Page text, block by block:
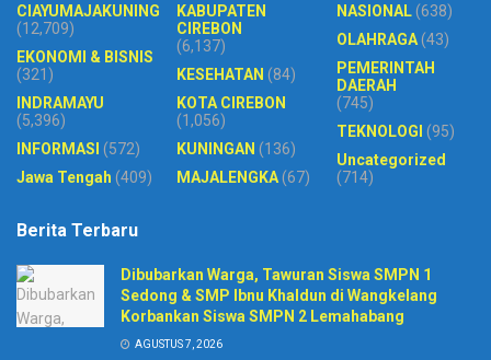
CIAYUMAJAKUNING
(12,709)
EKONOMI & BISNIS
(321)
INDRAMAYU
(5,396)
INFORMASI (572)
Jawa Tengah (409)
KABUPATEN
CIREBON
(6,137)
KESEHATAN (84)
KOTA CIREBON
(1,056)
KUNINGAN (136)
MAJALENGKA(67)
NASIONAL(638)
OLAHRAGA(43)
PEMERINTAH
DAERAH
(745)
TEKNOLOGI (95)
Uncategorized
(714)
Berita Terbaru
Dibubarkan Warga, Tawuran Siswa SMPN 1
Sedong & SMP Ibnu Khaldun di Wangkelang
Korbankan Siswa SMPN 2 Lemahabang
AGUSTUS 7, 2026